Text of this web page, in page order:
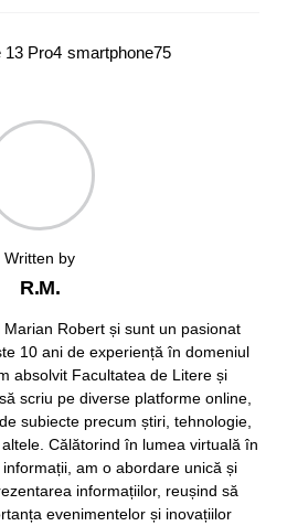
13 Pro4 smartphone75
Written by
R.M.
Robert și sunt un pasionat
10 ani de experiență în domeniul
absolvit Facultatea de Litere și
scriu pe diverse platforme online,
subiecte precum știri, tehnologie,
Călătorind în lumea virtuală în
am o abordare unică și
informațiilor, reușind să
evenimentelor și inovațiilor